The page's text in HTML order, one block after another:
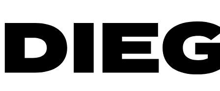
contenido